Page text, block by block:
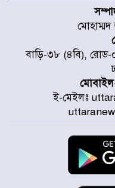
৭
১৫
মোহাম্মদ
বাড়ি-৩৮ (৪বি), রোড-
মোবাইল
ই-মেইলঃ